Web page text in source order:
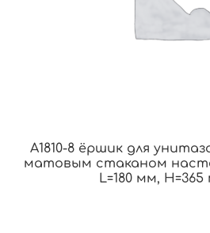
A1810-8 ёршик для
матовым стаканом
L=180 мм,